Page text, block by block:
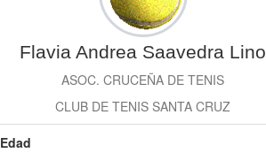
Flavia Andrea Saavedra Lino
ASOC. CRUCEÑA DE TENIS
CLUB DE TENIS SANTA CRUZ
Edad